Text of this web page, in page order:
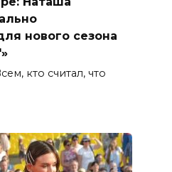
нового сезона
кто считал, что